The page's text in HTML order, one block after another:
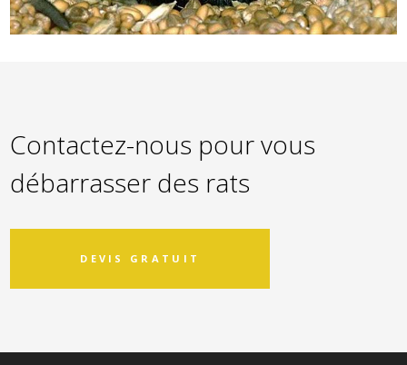
Contactez-nous pour vous
débarrasser des rats
DEVIS GRATUIT